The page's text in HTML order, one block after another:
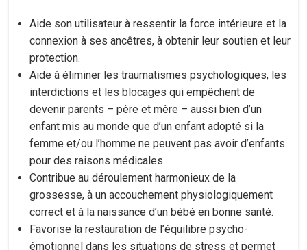
Aide son utilisateur à ressentir la force intérieure et la
connexion à ses ancêtres, à obtenir leur soutien et leur
protection.
Aide à éliminer les traumatismes psychologiques, les
interdictions et les blocages qui empêchent de
devenir parents – père et mère – aussi bien d’un
enfant mis au monde que d’un enfant adopté si la
femme et/ou l’homme ne peuvent pas avoir d’enfants
pour des raisons médicales.
Contribue au déroulement harmonieux de la
grossesse, à un accouchement physiologiquement
correct et à la naissance d’un bébé en bonne santé.
Favorise la restauration de l’équilibre psycho-
émotionnel dans les situations de stress et permet